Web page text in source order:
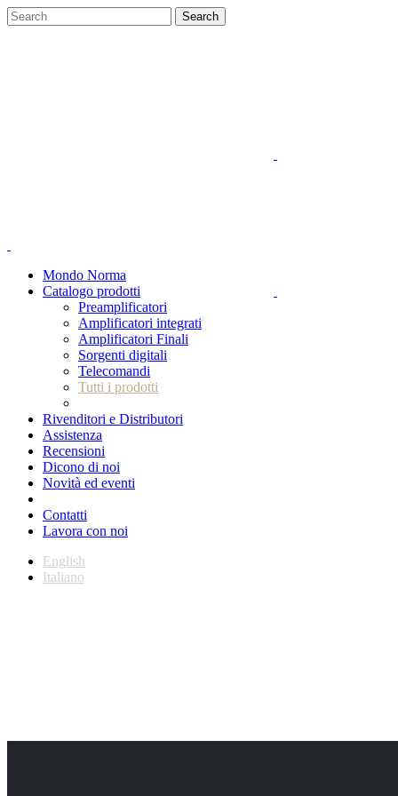
Mondo Norma
Catalogo prodotti
Preamplificatori
Amplificatori integrati
Amplificatori Finali
Sorgenti digitali
Telecomandi
Tutti i prodotti
Rivenditori e Distributori
Assistenza
Recensioni
Dicono di noi
Novità ed eventi
Contatti
Lavora con noi
English
Italiano